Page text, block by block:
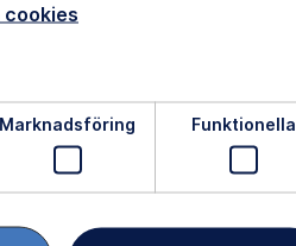
cookies
Marknadsföring Funktionella